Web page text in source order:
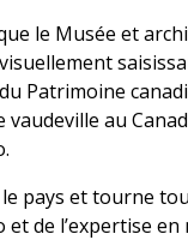
le Musée et
Patrimoine
vaudeville au
pays et tourne
et de l’expertise